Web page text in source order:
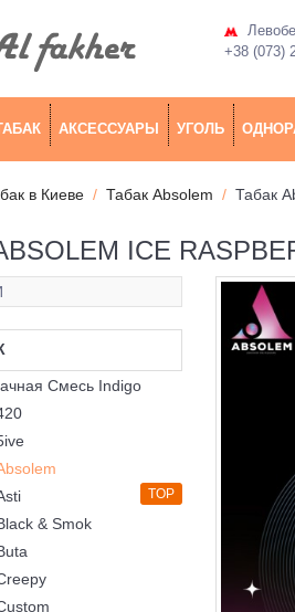
+38 (073)
АКСЕССУАРЫ УГОЛЬ
в Киеве Табак Absolem Табак
ICE
Смесь Indigo
TOP
& Smok